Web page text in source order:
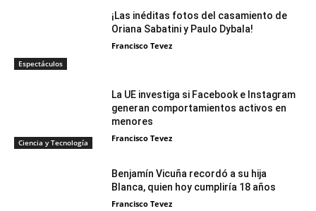
Espectáculos
¡Las inéditas fotos del casamiento de
Oriana Sabatini y Paulo Dybala!
Francisco Tevez
Ciencia y Tecnología
La UE investiga si Facebook e Instagram
generan comportamientos activos en
menores
Francisco Tevez
Benjamín Vicuña recordó a su hija
Blanca, quien hoy cumpliría 18 años
Francisco Tevez